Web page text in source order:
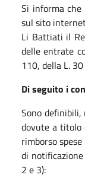
Si informa
sul sito
Li Battiati il
delle entrate
110, della L.
Di seguito i
Sono definibili,
dovute a titolo
rimborso
di
2 e 3):